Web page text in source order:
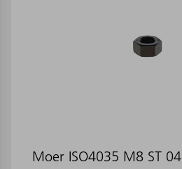
Moer ISO4035 M8 ST 04